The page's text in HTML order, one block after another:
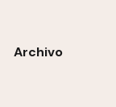
Archivo